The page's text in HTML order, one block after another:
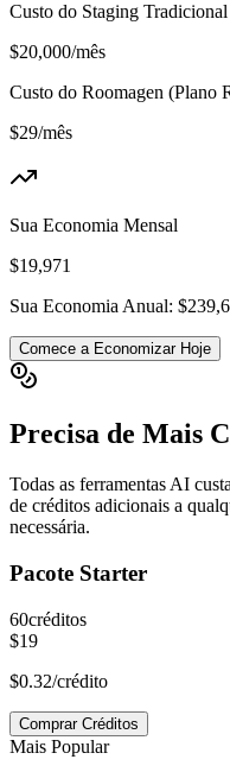
Custo do Staging Tradicional
$20,000/mês
Custo do Roomagen (Plano
$29/mês
Sua Economia Mensal
$19,971
Sua Economia Anual:
Comece a Economizar Hoje
Precisa de Mais
Todas as ferramentas AI
de créditos adicionais a
necessária.
Pacote Starter
60créditos
$19
$0.32/crédito
Comprar Créditos
Mais Popular